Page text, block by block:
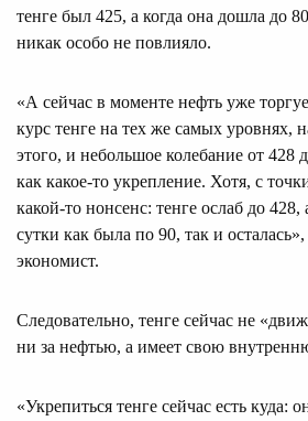
тенге был 425, а когда она дошла до
никак особо не повлияло.
«А сейчас в моменте нефть уже
курс тенге на тех же самых уровнях,
этого, и небольшое колебание от 428
как какое-то укрепление. Хотя, с
какой-то нонсенс: тенге ослаб до 428,
сутки как была по 90, так и
экономист.
Следовательно, тенге сейчас не
ни за нефтью, а имеет свою
«Укрепиться тенге сейчас есть куда: